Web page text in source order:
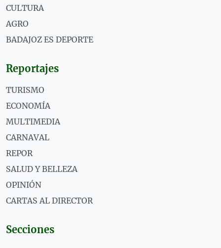
CULTURA
AGRO
BADAJOZ ES DEPORTE
Reportajes
TURISMO
ECONOMÍA
MULTIMEDIA
CARNAVAL
REPOR
SALUD Y BELLEZA
OPINIÓN
CARTAS AL DIRECTOR
Secciones